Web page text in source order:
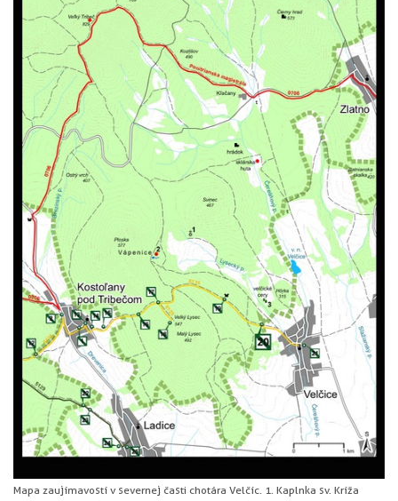
Mapa zaujímavostí v severnej časti chotára Velčíc. 1. Kaplnka sv. Kríža